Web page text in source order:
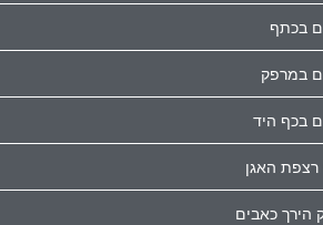
בכתף
במרפק
בכף היד
רצפת האגן
הירך כאבים